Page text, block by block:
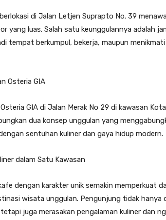
di Jalan Letjen Suprapto No. 39
yang luas. Salah satu keunggulannya adalah
tempat berkumpul, bekerja, maupun
Osteria GIA
GIA di Jalan Merak No 29 di kawasan
dua konsep unggulan yang
sentuhan kuliner dan gaya hidup modern.
dalam Satu Kawasan
dengan karakter unik semakin memperkuat
wisata unggulan. Pengunjung tidak hanya
juga merasakan pengalaman kuliner dan